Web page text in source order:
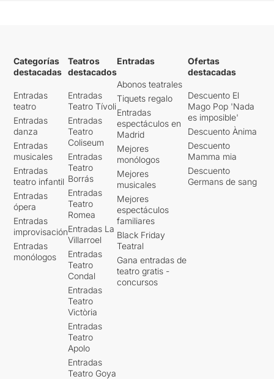
Categorías
destacadas
Entradas
teatro
Entradas
danza
Entradas
musicales
Entradas
teatro infantil
Entradas
ópera
Entradas
improvisación
Entradas
monólogos
Teatros
destacados
Entradas
Teatro Tívoli
Entradas
Teatro
Coliseum
Entradas
Teatro
Borrás
Entradas
Teatro
Romea
Entradas La
Villarroel
Entradas
Teatro
Condal
Entradas
Teatro
Victòria
Entradas
Teatro
Apolo
Entradas
Teatro Goya
Entradas
Abonos teatrales
Tiquets regalo
Entradas
espectáculos en
Madrid
Mejores
monólogos
Mejores
musicales
Mejores
espectáculos
familiares
Black Friday
Teatral
Gana entradas de
teatro gratis -
concursos
Ofertas
destacadas
Descuento El
Mago Pop 'Nada
es imposible'
Descuento Ànima
Descuento
Mamma mia
Descuento
Germans de sang